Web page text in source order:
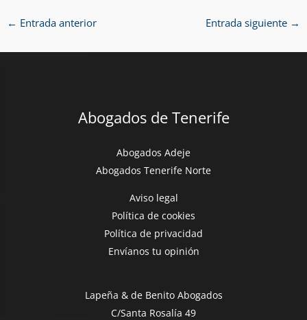
← Entrada anterior Entrada siguiente →
Abogados de Tenerife
Abogados Adeje
Abogados Tenerife Norte
Aviso legal
Política de cookies
Política de privacidad
Envíanos tu opinión
Lapeña & de Benito Abogados
C/Santa Rosalía 49